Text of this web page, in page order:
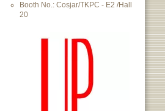
Booth No.: Cosjar/TKPC - E2 /Hall
20